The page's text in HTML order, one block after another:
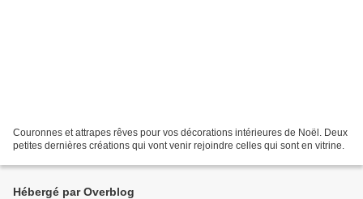
Couronnes et attrapes rêves pour vos décorations intérieures de Noël. Deux
petites dernières créations qui vont venir rejoindre celles qui sont en vitrine.
Hébergé par Overblog